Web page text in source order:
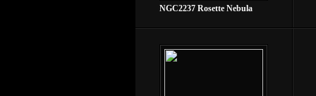
NGC2237 Rosette Nebula